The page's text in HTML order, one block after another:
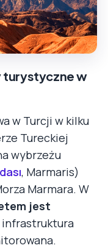
turystyczne w
w Turcji w kilku
Tureckiej
wybrzeżu
, Marmaris)
Marmara. W
jest
infrastruktura